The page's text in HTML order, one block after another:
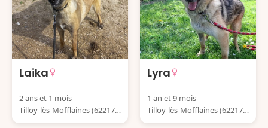
Laika
2 ans et 1 mois
Tilloy-lès-Mofflaines (62217)
France
Lyra
1 an et 9 mois
Tilloy-lès-Mofflaines (62217)
France